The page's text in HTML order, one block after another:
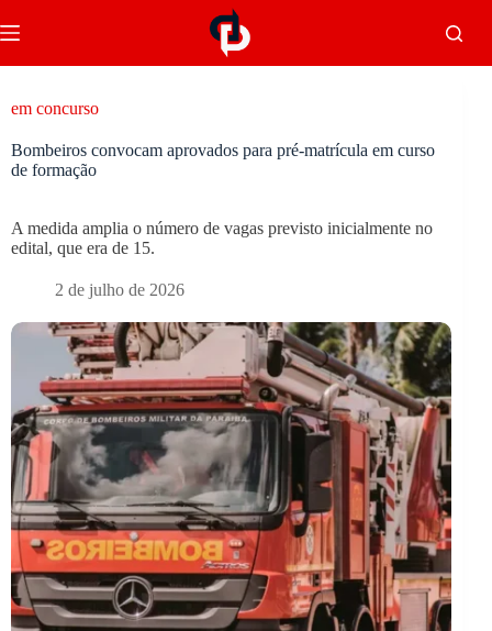
em concurso
Bombeiros convocam aprovados para pré-matrícula em curso
de formação
A medida amplia o número de vagas previsto inicialmente no
edital, que era de 15.
2 de julho de 2026